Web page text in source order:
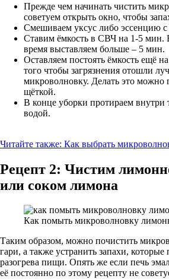
Прежде чем начинать чистить
советуем открыть окно, чтобы
Смешиваем уксус либо эссенцию
Ставим ёмкость в СВЧ на 1-5 мин.
время выставляем больше – 5 мин.
Оставляем постоять ёмкость ещё
того чтобы загрязнения отошли
микроволновку. Делать это можно
щёткой.
В конце уборки протираем внутри
водой.
Читайте также: Как выбрать
Рецепт 2: Чистим
или соком лимона
Как помыть микроволновку
Таким образом, можно почистить
гари, а также устранить запахи, которые
разогрева пищи. Опять же если печь
её постоянно по этому рецепту не